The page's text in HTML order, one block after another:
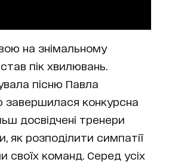
на знімальному
пік хвилювань.
пісню Павла
завершилася конкурсна
досвідчені тренери
як розподілити симпатії
своїх команд. Серед усіх